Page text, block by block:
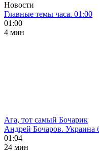
Новости
Главные темы часа. 01:00
01:00
4 мин
Ага, тот самый Бочарик
Андрей Бочаров. Украина
01:04
24 мин